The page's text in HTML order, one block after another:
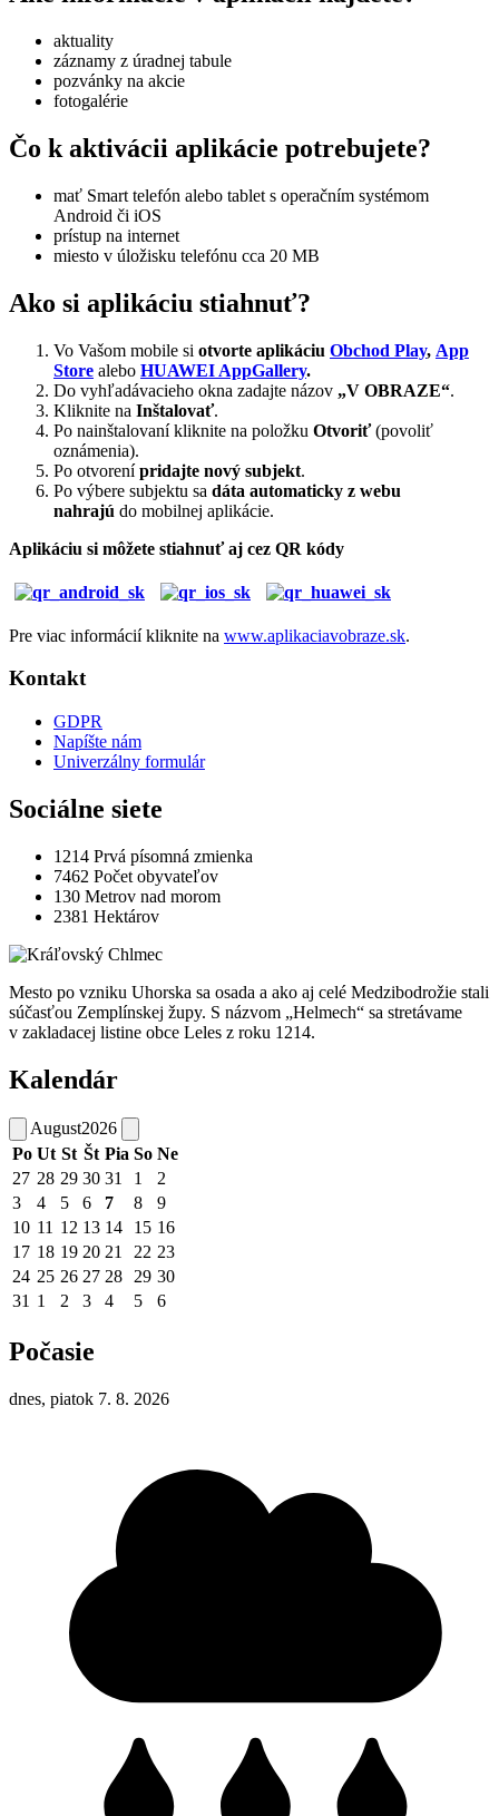
aktuality
záznamy z úradnej tabule
pozvánky na akcie
fotogalérie
Čo k aktivácii aplikácie potrebujete?
mať Smart telefón alebo tablet s operačním systémom
Android či iOS
prístup na internet
miesto v úložisku telefónu cca 20 MB
Ako si aplikáciu stiahnuť?
Vo Vašom mobile si otvorte aplikáciu Obchod Play, App
Store alebo HUAWEI AppGallery.
Do vyhľadávacieho okna zadajte názov „V OBRAZE“.
Kliknite na Inštalovať.
Po nainštalovaní kliknite na položku Otvoriť(povoliť
oznámenia).
Po otvorenípridajte nový subjekt.
Po výbere subjektu sa dáta automaticky z webu
nahrajú do mobilnej aplikácie.
Aplikáciu si môžete stiahnuť aj cez QR kódy
Pre viac informácií kliknite na www.aplikaciavobraze.sk.
Kontakt
GDPR
Napíšte nám
Univerzálny formulár
Sociálne siete
1214 Prvá písomná zmienka
7462 Počet obyvateľov
130 Metrov nad morom
2381 Hektárov
Mesto po vzniku Uhorska sa osada a ako aj celé Medzibodrožie stali
súčasťou Zemplínskej župy. S názvom „Helmech“ sa stretávame
v zakladacej listine obce Leles z roku 1214.
Kalendár
August2026
Po Ut St Št Pia So Ne
27 28 29 30 31 1
2
3
4 5 6 7 8
9
10 11 12 13 14 15 16
17 18 19 20 21 22 23
24 25 26 27 28 29 30
31 1 2 3 4 5 6
Počasie
dnes, piatok 7. 8. 2026